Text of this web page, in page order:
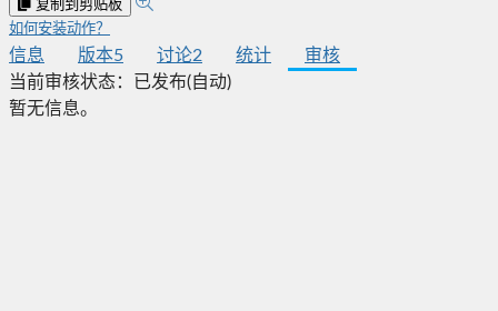
复制到剪贴板
如何安装动作？
信息 版本5 讨论2 统计
审核
当前审核状态：
已发布(自动)
暂无信息。